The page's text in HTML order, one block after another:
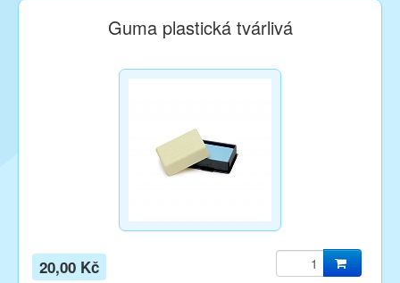
FacebookGuma plastická tvárlivá
20,00 Kč